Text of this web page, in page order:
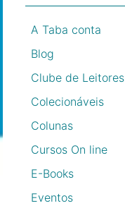
A Taba conta
Blog
Clube de Leitores
Colecionáveis
Colunas
Cursos On line
E-Books
Eventos